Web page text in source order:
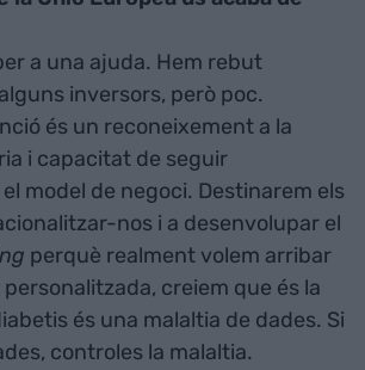
a una ajuda. Hem rebut
inversors, però poc.
és un reconeixement a la
i capacitat de seguir
model de negoci. Destinarem els
nos i a desenvolupar el
perquè realment volem arribar
creiem que és la
és una malaltia de dades. Si
controles la malaltia.